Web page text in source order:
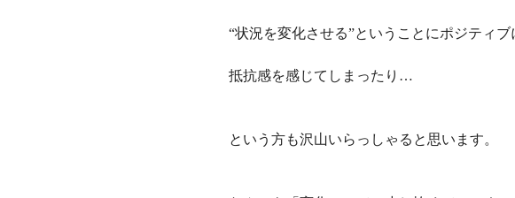
“状況を変化させる”ということにポジティ
抵抗感を感じてしまったり…
という方も沢山いらっしゃると思います。